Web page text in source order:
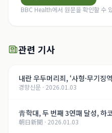
BBC Health에서 원문을 확인할 수
관련 기사
내란 우두머리죄, ‘사형·무기징
란 재판, 윤석열의 운명은[법정
경향신문 · 2026.01.03
青학대, 두 번째 3연패 달성, 하
朝日新聞 · 2026.01.03